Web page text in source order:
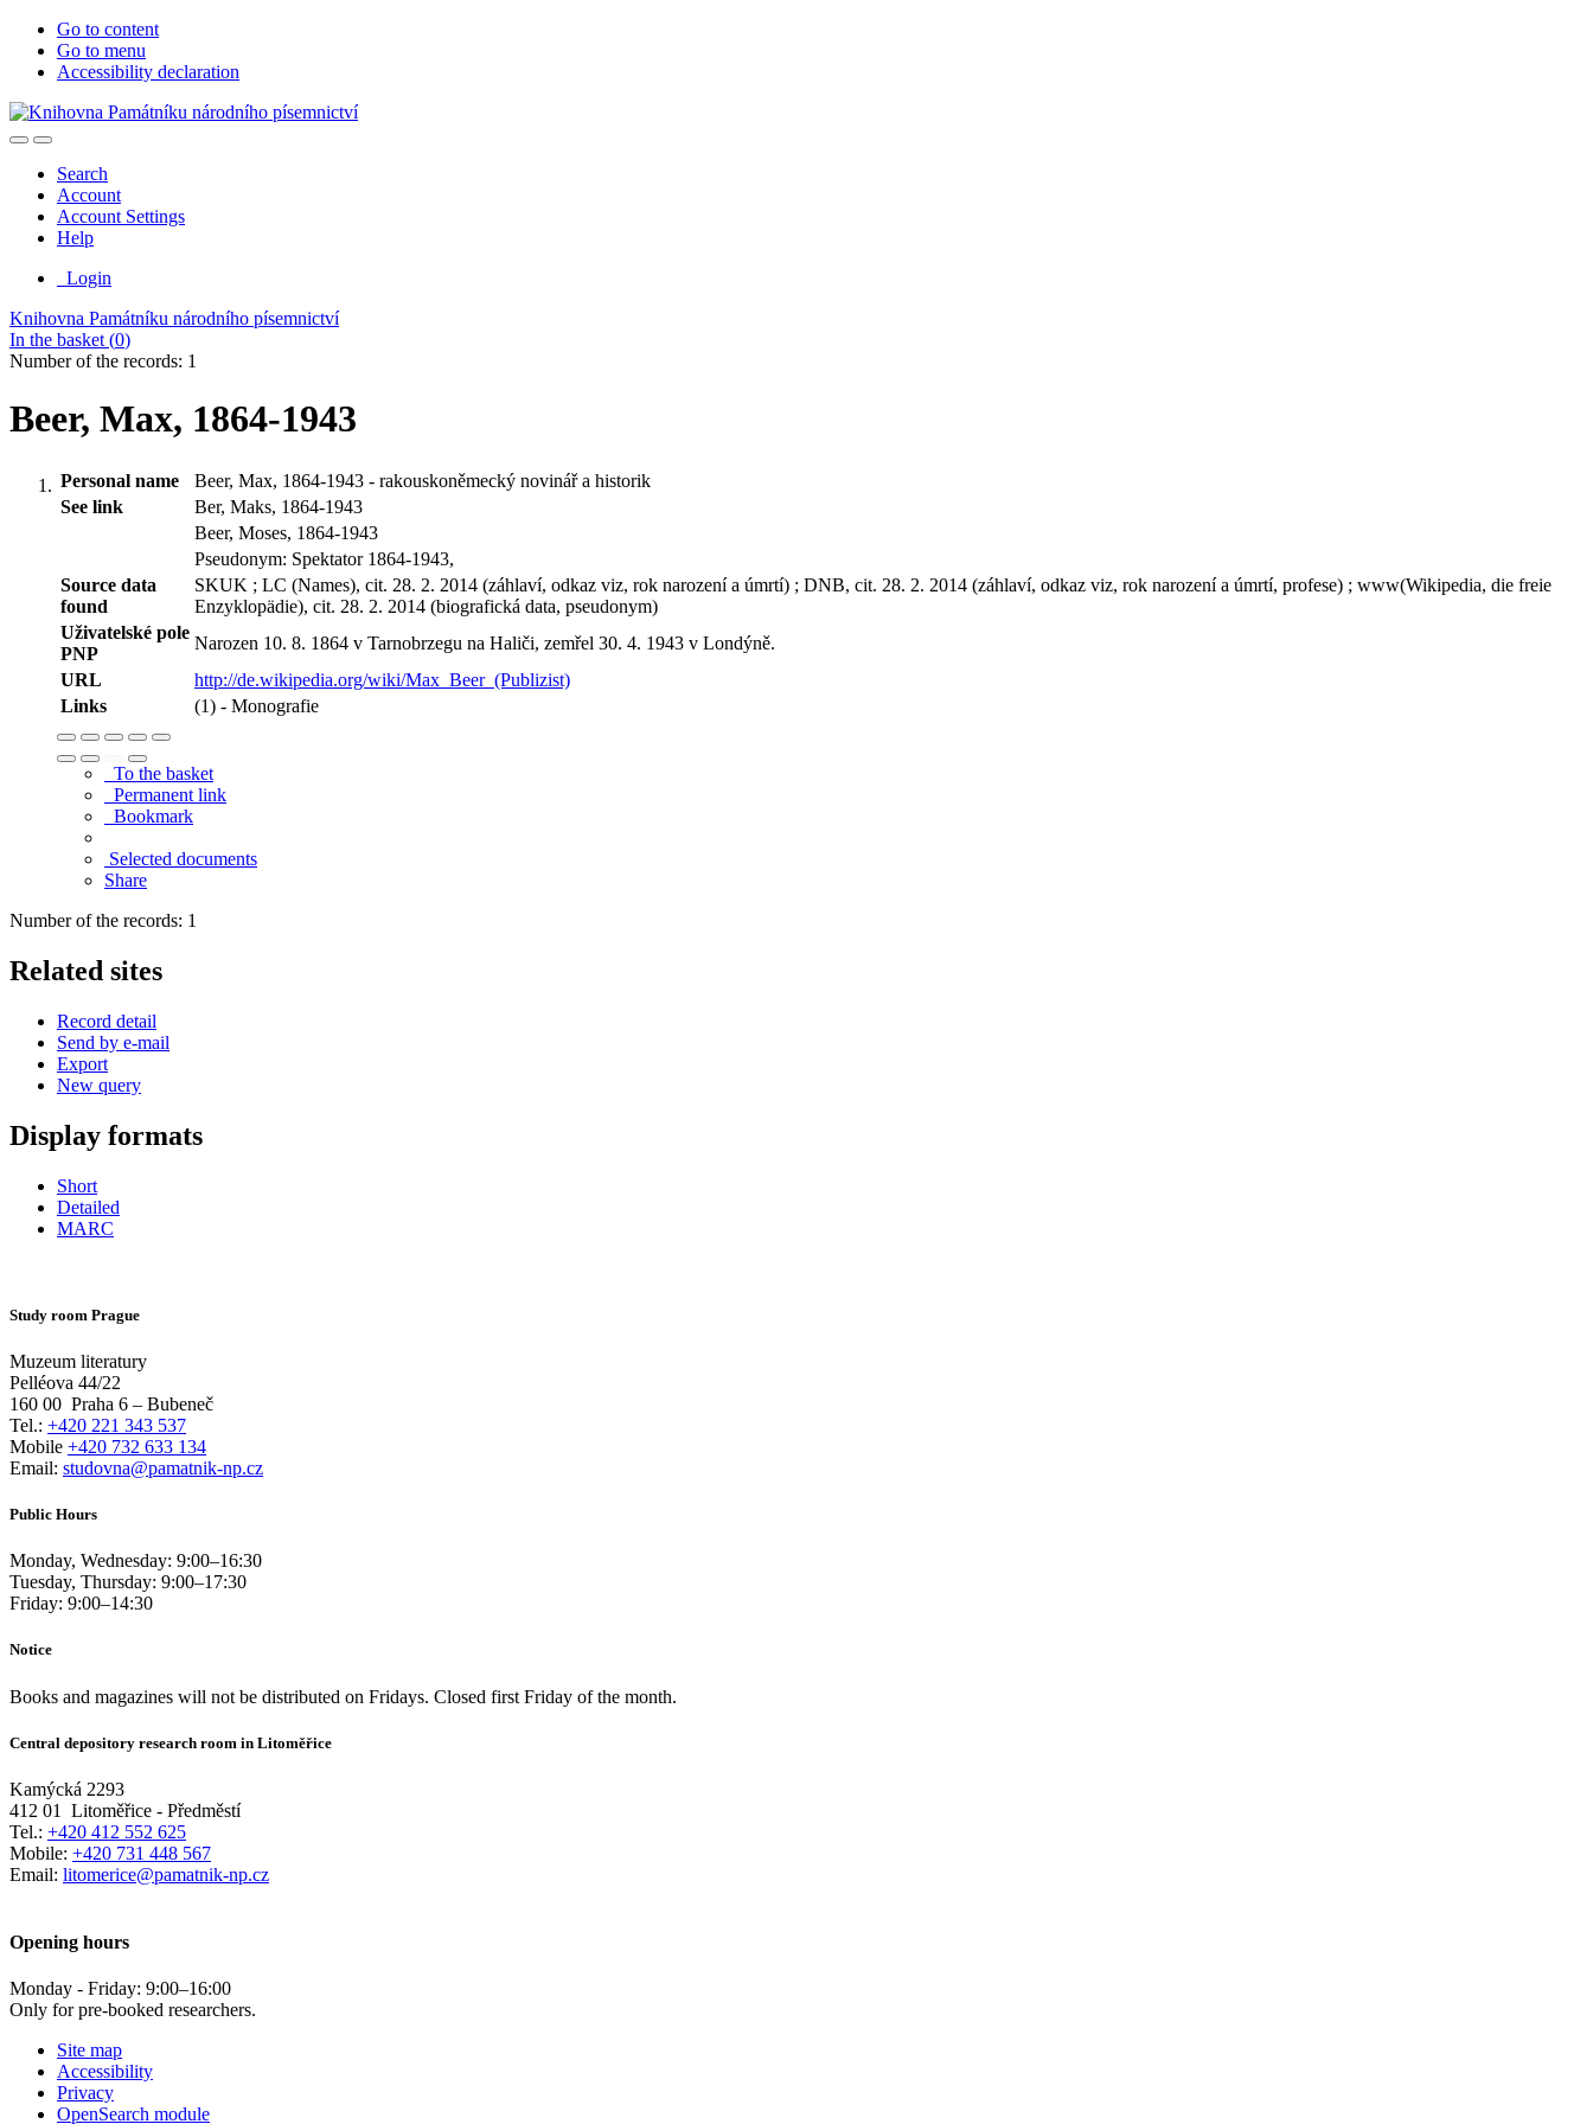
Go to content
Go to menu
Accessibility declaration
Search
Account
Account Settings
Help
Login
Knihovna Památníku národního písemnictví
In the basket (0)
Number of the records: 1
Beer, Max, 1864-1943
Personal name
Beer, Max, 1864-1943 - rakouskoněmecký novinář a historik
See link
Ber, Maks, 1864-1943
Beer, Moses, 1864-1943
Pseudonym: Spektator 1864-1943,
Source data
found
SKUK ; LC (Names), cit. 28. 2. 2014 (záhlaví, odkaz viz, rok narození a úmrtí) ; DNB, cit. 28. 2. 2014 (záhlaví, odkaz viz, rok narození a úmrtí, profese) ; www(Wikipedia, die freie
Enzyklopädie), cit. 28. 2. 2014 (biografická data, pseudonym)
Uživatelské pole
PNP
Narozen 10. 8. 1864 v Tarnobrzegu na Haliči, zemřel 30. 4. 1943 v Londýně.
URL
http://de.wikipedia.org/wiki/Max_Beer_(Publizist)
Links
(1) - Monografie
To the basket
Permanent link
Bookmark
Selected documents
Share
Number of the records: 1
Related sites
Record detail
Send by e-mail
Export
New query
Display formats
Short
Detailed
MARC
Study room Prague
Muzeum literatury
Pelléova 44/22
160 00 Praha 6 – Bubeneč
Tel.: +420 221 343 537
Mobile +420 732 633 134
Email: studovna@pamatnik-np.cz
Public Hours
Monday, Wednesday: 9:00–16:30
Tuesday, Thursday: 9:00–17:30
Friday: 9:00–14:30
Notice
Books and magazines will not be distributed on Fridays. Closed first Friday of the month.
Central depository research room in Litoměřice
Kamýcká 2293
412 01
Litoměřice - Předměstí
Tel.: +420 412 552 625
Mobile: +420 731 448 567
Email: litomerice@pamatnik-np.cz
Opening hours
Monday - Friday: 9:00–16:00
Only for pre-booked researchers.
Site map
Accessibility
Privacy
OpenSearch module